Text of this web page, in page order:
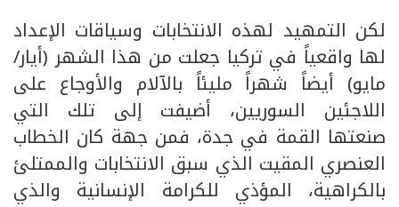
لكن التمهيد لهذه الانتخابات وسياقات الإعداد
لها واقعياً في تركيا جعلت من هذا الشهر (أيار/
مايو) أيضاً شهراً مليئاً بالآلام والأوجاع على
اللاجئين السوريين، أضيفت إلى تلك التي
صنعتها القمة في جدة، فمن جهة كان الخطاب
العنصري المقيت الذي سبق الانتخابات والممتلئ
بالكراهية، المؤذي للكرامة الإنسانية والذي